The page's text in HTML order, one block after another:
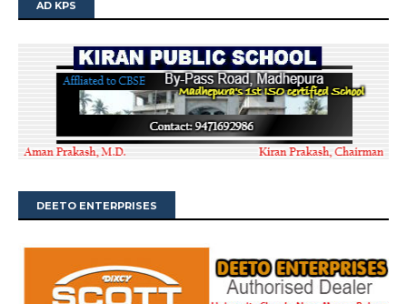
AD KPS
DEETO ENTERPRISES